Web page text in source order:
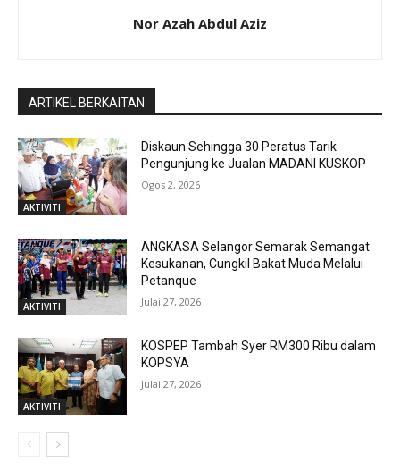
Nor Azah Abdul Aziz
ARTIKEL BERKAITAN
AKTIVITI
Diskaun Sehingga 30 Peratus Tarik
Pengunjung ke Jualan MADANI KUSKOP
Ogos 2, 2026
AKTIVITI
ANGKASA Selangor Semarak Semangat
Kesukanan, Cungkil Bakat Muda Melalui
Petanque
Julai 27, 2026
AKTIVITI
KOSPEP Tambah Syer RM300 Ribu dalam
KOPSYA
Julai 27, 2026